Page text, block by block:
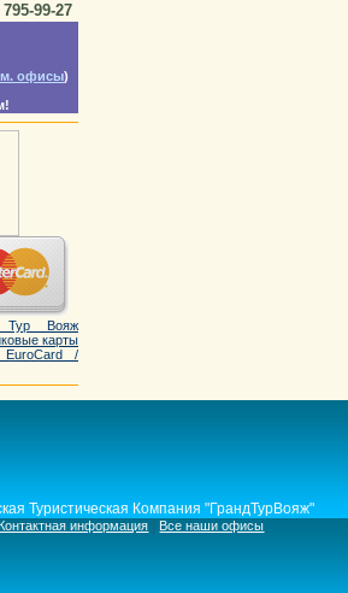
795-99-27
офисы)
Тур Вояж
карты
/
Туристическая Компания "ГрандТурВояж"
информация |Все наши офисы